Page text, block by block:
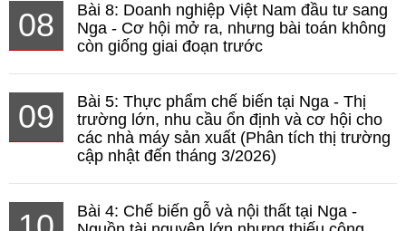
08
Bài 8: Doanh nghiệp Việt Nam đầu tư sang
Nga - Cơ hội mở ra, nhưng bài toán không
còn giống giai đoạn trước
09
Bài 5: Thực phẩm chế biến tại Nga - Thị
trường lớn, nhu cầu ổn định và cơ hội cho
các nhà máy sản xuất (Phân tích thị trường
cập nhật đến tháng 3/2026)
Bài 4: Chế biến gỗ và nội thất tại Nga -